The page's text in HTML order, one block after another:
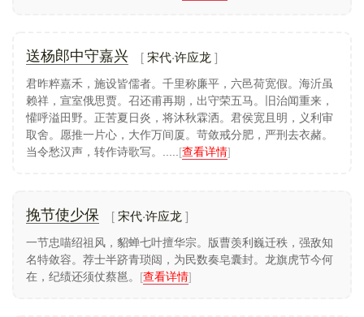
送杨郎中守嘉兴 宋代·许应龙
君昨粹嘉禾，施设皆儒者。千里称廉平，六邑荷宽假。海沂虽
赖祥，宣室俄思贾。召还甫再期，出守荣五马。旧治闻重来，
懽呼溢田野。正苦夏日炎，将沐秋霖洒。君侯宽且明，义利审
取舍。愿推一片心，大作万间厦。苛敛戒分肥，严刑去衣赭。
当令愁汉声，转作诗歌写。..... [查看详情]
挽节使少保 宋代·许应龙
一节忠喵绍祖风，貂蝉七叶擅华宗。版曹羡利巍迁秩，强敌知
名特敛容。荐士半跻青琐闼，为民数奏皂囊封。龙旗虎节今何
在，纪绩还须仗蔡邕。 [查看详情]